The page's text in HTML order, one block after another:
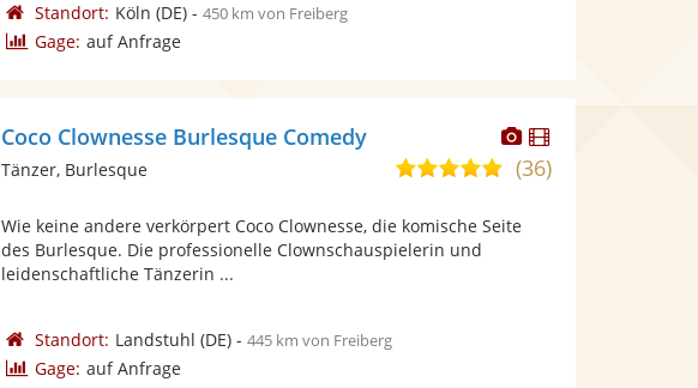
Standort: Köln (DE)- 450 km von Freiberg
Gage: auf Anfrage
Dieser
Künstler
stellt
Dieser
Künstler
Coco Clownesse Burlesque Comedy
5,0
5
(36)
Tänzer, Burlesque
Wie keine andere verkörpert Coco Clownesse, die komische Seite
des Burlesque. Die professionelle Clownschauspielerin und
leidenschaftliche Tänzerin ...
Standort: Landstuhl (DE)- 445 km von Freiberg
Gage: auf Anfrage